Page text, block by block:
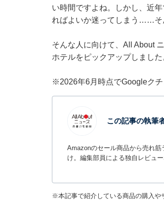
い時間ですよね。しかし、近
ればよいか迷ってしまう……そ
そんな人に向けて、All About
ホテルをピックアップしました
※2026年6月時点でGoogleク
この記事の執筆
Amazonのセール商品から売れ
け。編集部員による独自レビュ
※本記事で紹介している商品の購入や